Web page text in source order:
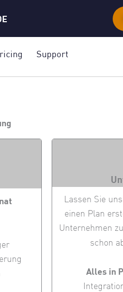
Support
Lassen Sie
einen Plan
Unternehmen
schon
Alles in